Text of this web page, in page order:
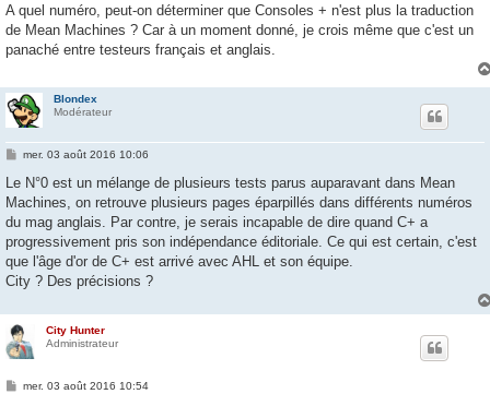
s
a
g
A quel numéro, peut-on déterminer que Consoles + n'est plus la traduction
de Mean Machines ? Car à un moment donné, je crois même que c'est un
panaché entre testeurs français et anglais.
Blondex
Modérateur
M
s
a
g
mer. 03 août 2016 10:06
Le N°0 est un mélange de plusieurs tests parus auparavant dans Mean
Machines, on retrouve plusieurs pages éparpillés dans différents numéros
du mag anglais. Par contre, je serais incapable de dire quand C+ a
progressivement pris son indépendance éditoriale. Ce qui est certain, c'est
que l'âge d'or de C+ est arrivé avec AHL et son équipe.
City ? Des précisions ?
City Hunter
Administrateur
Mmer. 03 août 2016 10:54